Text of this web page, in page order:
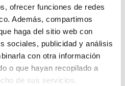
ofrecer funciones de redes
Además, compartimos
haga del sitio web con
sociales, publicidad y análisis
con otra información
o que hayan recopilado a
de sus servicios.
472
10.5 MB
COOKIES
CANAL DE INFORMACIÓN
MAPA DEL SITIO
ACCESIBILIDAD